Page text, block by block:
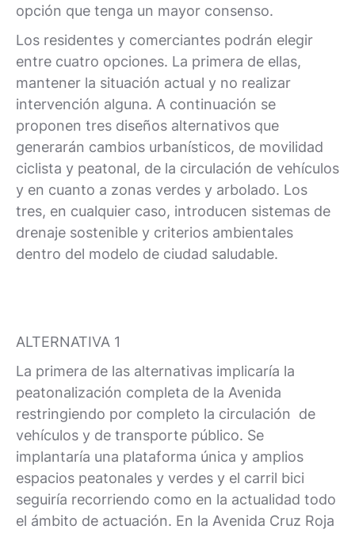
opción que tenga un mayor consenso.
Los residentes y comerciantes podrán elegir
entre cuatro opciones. La primera de ellas,
mantener la situación actual y no realizar
intervención alguna. A continuación se
proponen tres diseños alternativos que
generarán cambios urbanísticos, de movilidad
ciclista y peatonal, de la circulación de vehículos
y en cuanto a zonas verdes y arbolado. Los
tres, en cualquier caso, introducen sistemas de
drenaje sostenible y criterios ambientales
dentro del modelo de ciudad saludable.
ALTERNATIVA 1
La primera de las alternativas implicaría la
peatonalización completa de la Avenida
restringiendo por completo la circulación de
vehículos y de transporte público. Se
implantaría una plataforma única y amplios
espacios peatonales y verdes y el carril bici
seguiría recorriendo como en la actualidad todo
el ámbito de actuación. En la Avenida Cruz Roja